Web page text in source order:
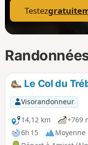
Testez
Le Col du
Visorandonneur
14,12 km
+769
6h 15
Moyenne